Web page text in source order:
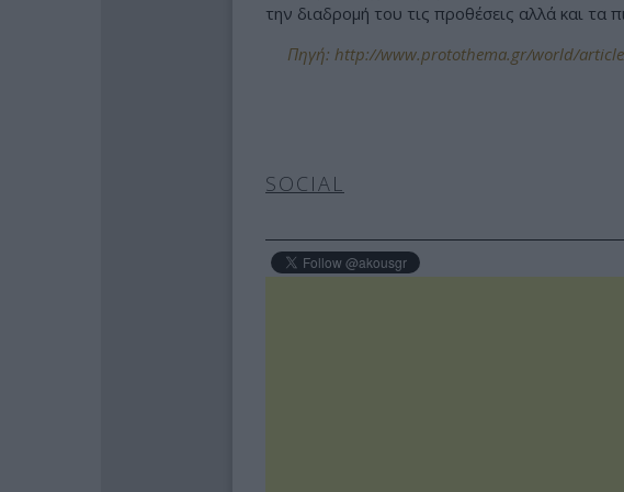
την διαδρομή του τις προθέσεις αλλά και τα
Πηγή: http://www.protothema.gr/world/
SOCIAL